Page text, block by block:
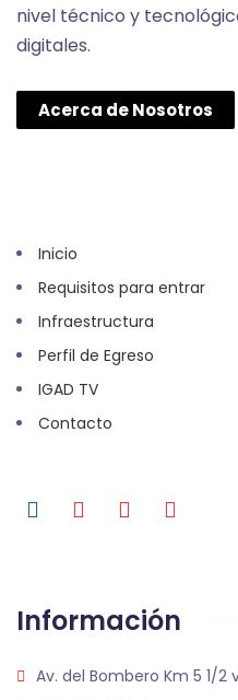
nivel técnico y
digitales.
Acerca de Nosotros
Inicio
Requisitos para entrar
Infraestructura
Perfil de Egreso
IGAD TV
Contacto
Información
Av. del Bombero Km 5 1/2